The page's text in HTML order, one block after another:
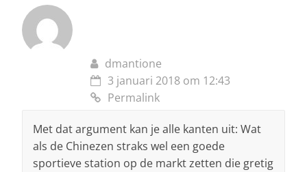
dmantione
3 januari 2018 om 12:43
Permalink
Met dat argument kan je alle kanten uit: Wat
als de Chinezen straks wel een goede
sportieve station op de markt zetten die gretig